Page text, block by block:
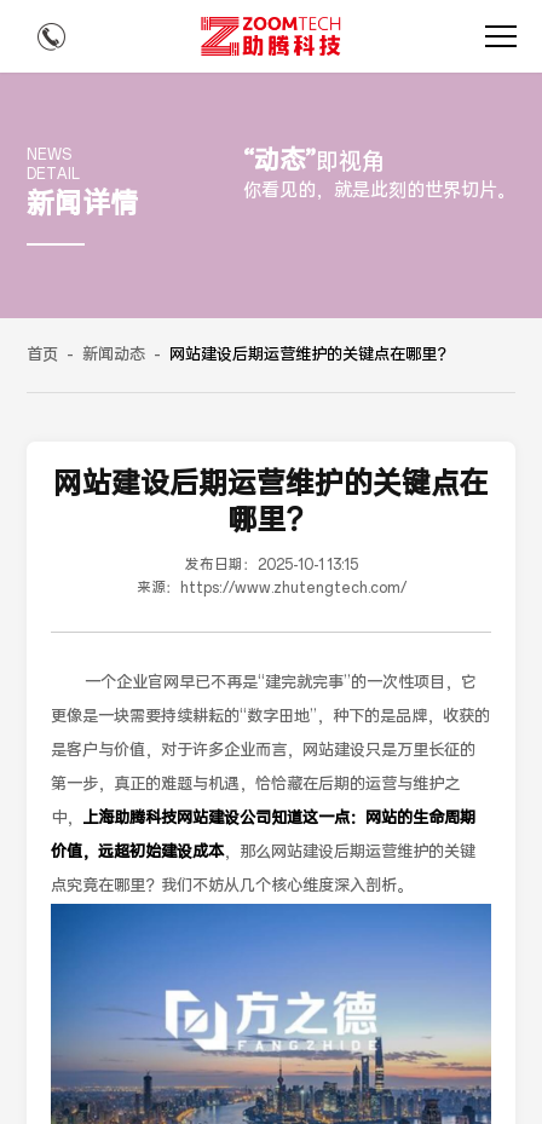
NEWS
DETAIL
新闻详情
“动态”即视角
你看见的，就是此刻的世界切片。
首页 - 新闻动态 - 网站建设后期运营维护的关键点在哪里？
网站建设后期运营维护的关键点在
哪里？
发布日期：
2025-10-1 13:15
来源：
https://www.zhutengtech.com/
一个企业官网早已不再是“建完就完事”的一次性项目，它
更像是一块需要持续耕耘的“数字田地”，种下的是品牌，收获的
是客户与价值，对于许多企业而言，网站建设只是万里长征的
第一步，真正的难题与机遇，恰恰藏在后期的运营与维护之
中， 上海助腾科技网站建设公司知道这一点：网站的生命周期
价值，远超初始建设成本，那么网站建设后期运营维护的关键
点究竟在哪里？我们不妨从几个核心维度深入剖析。